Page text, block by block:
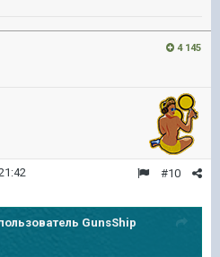
4 145
#10
GunsShip